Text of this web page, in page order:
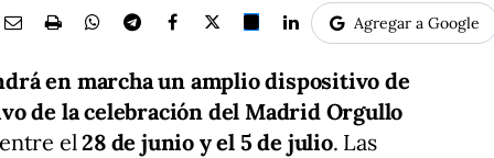
Agregar a Google
en marcha un amplio dispositivo de
de la celebración del Madrid Orgullo
el28 de junio y el 5 de julio. Las